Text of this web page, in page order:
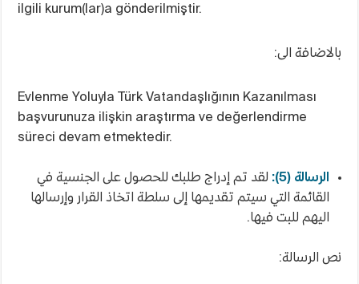
ilgili kurum(lar)a gönderilmiştir.
بالاضافة الى:
Evlenme Yoluyla Türk Vatandaşlığının Kazanılması
başvurunuza ilişkin araştırma ve değerlendirme
süreci devam etmektedir.
الرسالة (5):
لقد تم إدراج طلبك للحصول على الجنسية في
القائمة التي سيتم تقديمها إلى سلطة اتخاذ القرار وإرسالها
اليهم للبت فيها.
نص الرسالة: